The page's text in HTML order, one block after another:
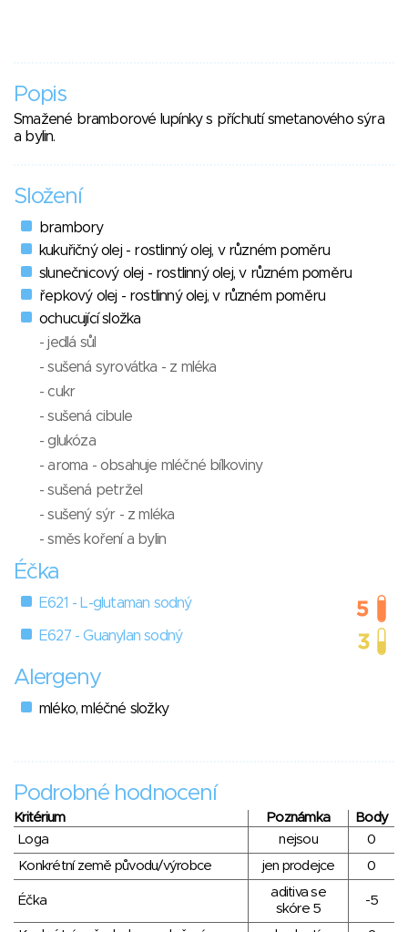
Popis
Smažené bramborové lupínky s příchutí smetanového sýra
a bylin.
Složení
brambory
kukuřičný olej - rostlinný olej, v různém poměru
slunečnicový olej - rostlinný olej, v různém poměru
řepkový olej - rostlinný olej, v různém poměru
ochucující složka
- jedlá sůl
- sušená syrovátka - z mléka
- cukr
- sušená cibule
- glukóza
- aroma - obsahuje mléčné bílkoviny
- sušená petržel
- sušený sýr - z mléka
- směs koření a bylin
Éčka
E621 - L-glutaman sodný
E627 - Guanylan sodný
Alergeny
mléko, mléčné složky
Podrobné hodnocení
Kritérium Poznámka
Body
Loga
nejsou
0
Konkrétní země původu/výrobce
jen prodejce 0
Éčka
aditiva se
skóre 5
-5